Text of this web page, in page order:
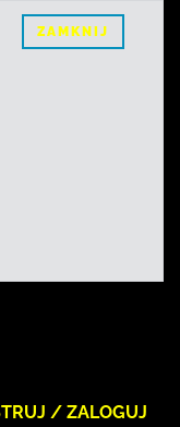
ZAMKNIJ
/ ZALOGUJ